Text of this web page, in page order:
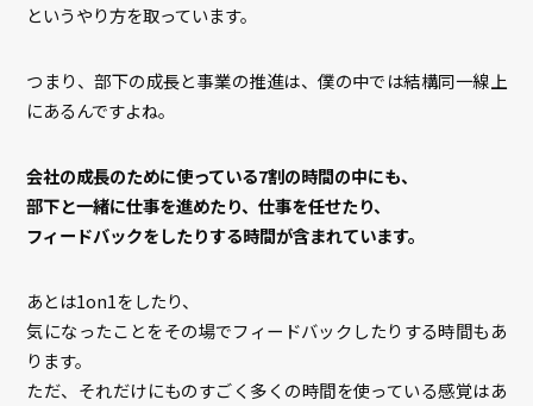
というやり方を取っています。
つまり、部下の成長と事業の推進は、僕の中では結構同一線上
にあるんですよね。
会社の成長のために使っている7割の時間の中にも、
部下と一緒に仕事を進めたり、仕事を任せたり、
フィードバックをしたりする時間が含まれています。
あとは1on1をしたり、
気になったことをその場でフィードバックしたりする時間もあ
ります。
ただ、それだけにものすごく多くの時間を使っている感覚はあ